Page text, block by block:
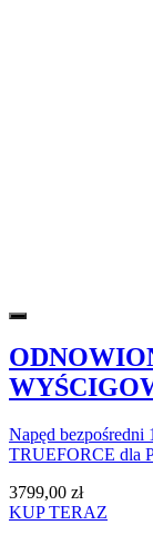
Napęd bezpośredni
TRUEFORCE dla
3799,00 zł
KUP TERAZ